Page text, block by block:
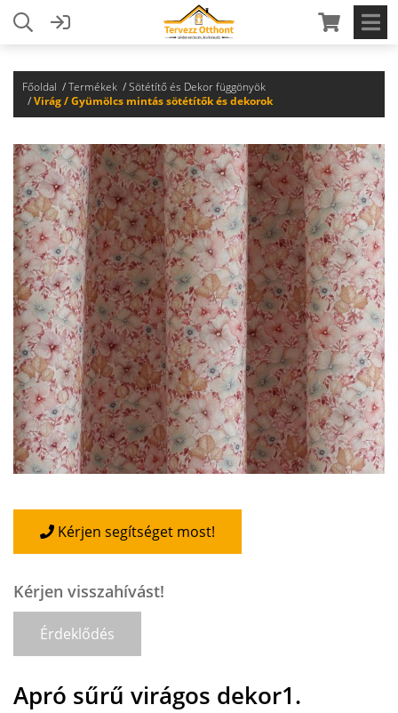
Főoldal Termékek
Sötétítő és Dekor függönyök
Virág / Gyümölcs mintás sötétítők és dekorok
Kérjen segítséget most!
Kérjen visszahívást!
Érdeklődés
Apró sűrű virágos dekor1.